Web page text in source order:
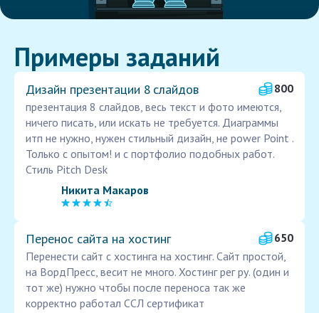
Примеры заданий
Дизайн презентации 8 слайдов
800
презентация 8 слайдов, весь текст и фото имеются,
ничего писать, или искать не требуется. Диаграммы
итп не нужно, нужен стильный дизайн, не power Point .
Только с опытом! и с портфолио подобных работ.
Стиль Pitch Desk
Никита Макаров
Перенос сайта на хостинг
650
Перенести сайт с хостинга на хостинг. Сайт простой,
на ВордПресс, весит не много. Хостинг рег ру. (один и
тот же) нужно чтобы после переноса так же
корректно работал ССЛ сертификат